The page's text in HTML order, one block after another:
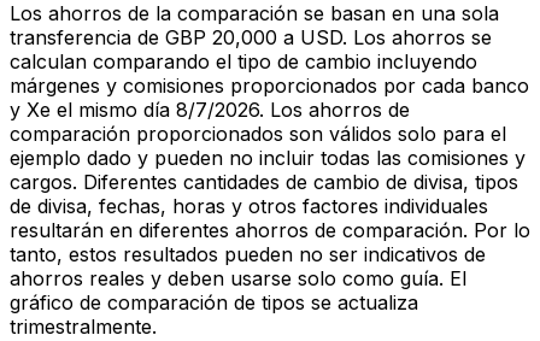
Los ahorros de la comparación se basan en una sola
transferencia de GBP 20,000 a USD. Los ahorros se
calculan comparando el tipo de cambio incluyendo
márgenes y comisiones proporcionados por cada banco
y Xe el mismo día 8/7/2026. Los ahorros de
comparación proporcionados son válidos solo para el
ejemplo dado y pueden no incluir todas las comisiones y
cargos. Diferentes cantidades de cambio de divisa, tipos
de divisa, fechas, horas y otros factores individuales
resultarán en diferentes ahorros de comparación. Por lo
tanto, estos resultados pueden no ser indicativos de
ahorros reales y deben usarse solo como guía. El
gráfico de comparación de tipos se actualiza
trimestralmente.